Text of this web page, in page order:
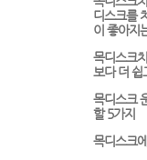
디스크를
이 좋아지
목디스크
보다 더 쉽
목디스크
할 5가지
목디스크